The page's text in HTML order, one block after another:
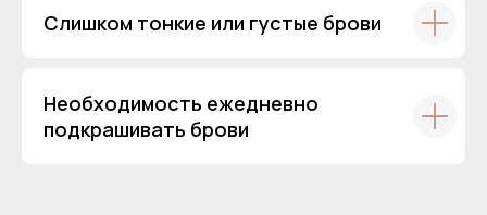
Слишком тонкие или густые брови
Необходимость ежедневно
подкрашивать брови